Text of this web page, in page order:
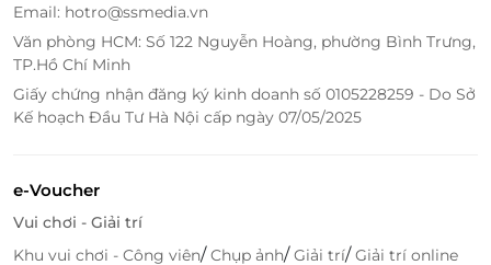
LifeLink - Địa chỉ săn deal làm đẹp ưu
đãi nhất
LifeLink là nền tảng xúc tiến Thương mại điện tử
hàng đầu Việt Nam chuyên cung cấp các E-Ticket, E-
chất lượng cao và mức giá ưu đãi hấp dẫn nhất.
Hiện tại, trên LifeLink đang có ưu đãi: E-Voucher
Email: hotro@ssmedia.vn
Văn phòng HCM: Số 122 Nguyễn Hoàng, phường Bình Trưng,
TP.Hồ Chí Minh
Giấy chứng nhận đăng ký kinh doanh số 0105228259 - Do Sở
Kế hoạch Đầu Tư Hà Nội cấp ngày 07/05/2025
e-Voucher
Vui chơi - Giải trí
Khu vui chơi - Công viên/Chụp ảnh/Giải trí/Giải trí online